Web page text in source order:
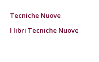
Tecniche Nuove
I libri Tecniche Nuove